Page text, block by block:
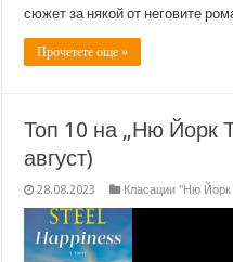
сюжет за някой от неговите
Прочетете още »
Топ 10 на „Ню Йорк
август)
28.08.2023 Класации "Ню